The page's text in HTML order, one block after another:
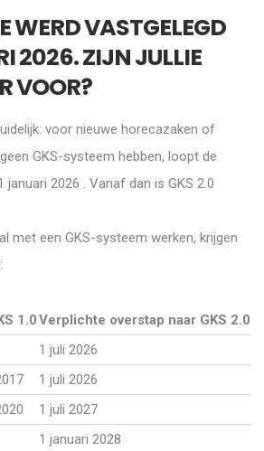
WERD VASTGELEGD
2026. ZIJN JULLIE
VOOR?
voor nieuwe horecazaken of
GKS-systeem hebben, loopt de
2026 . Vanaf dan is GKS 2.0
met een GKS-systeem werken, krijgen
1.0Verplichte overstap naar GKS 2.0
1 juli 2026
1 juli 2026
1 juli 2027
1 januari 2028